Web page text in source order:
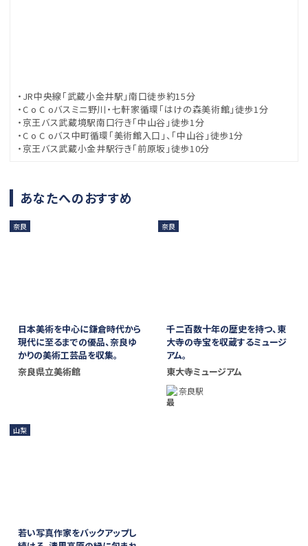
・JR中央線「武蔵小金井駅」南口徒歩約15分
・C o C oバスミニ野川・七軒家循環「はけの森美術館」徒歩1分
・京王バス武蔵境駅南口行き「中山谷」徒歩1分
・C o C oバス中町循環「美術館入口」、「中山谷」徒歩1分
・京王バス武蔵小金井駅行き「前原坂」徒歩10分
あなたへのおすすめ
奈良
日本美術を中心に鎌倉時代から
現代に至るまでの優品、奈良ゆ
かりの美術工芸品を収集。
奈良県立美術館
奈良
千二百数十年の歴史を持つ、東
大寺の寺宝を収蔵するミュージ
アム。
東大寺ミュージアム
奈良駅
山梨
若い写真作家をバックアップし